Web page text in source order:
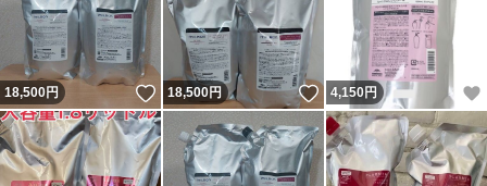
18,500円 いいね！
18,500円 いいね！
4,150円